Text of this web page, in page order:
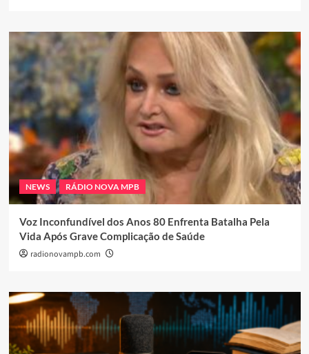
NEWS RÁDIO NOVA MPB
Voz Inconfundível dos Anos 80 Enfrenta Batalha Pela
Vida Após Grave Complicação de Saúde
radionovampb.com